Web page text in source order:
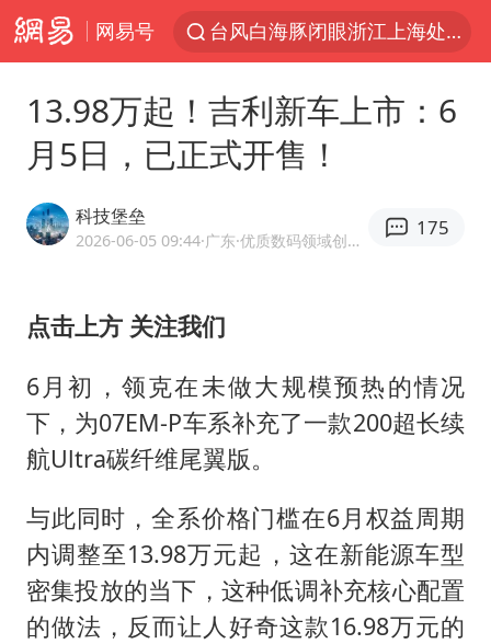
网易号
台风白海豚闭眼浙江上海处于危险半圆
香港宏福苑火灾或由烟头引起
网约车司机充电时猝死保险拒赔
女子网购名牌包发现是自己丢的那只
戚薇谈把脸交给AI
多个明星演唱会取消
习近平心系体育强国建设
13.98万起！吉利新车上市：6
月5日，已正式开售！
科技堡垒
2026-06-05 09:44·广东 ·优质数码领域创作者
175
点击上方 关注我们
6月初，领克在未做大规模预热的情况
下，为07EM-P车系补充了一款200超长续
航Ultra碳纤维尾翼版。
与此同时，全系价格门槛在6月权益周期
内调整至13.98万元起，这在新能源车型
密集投放的当下，这种低调补充核心配置
的做法，反而让人好奇这款16.98万元的